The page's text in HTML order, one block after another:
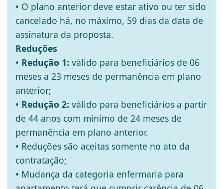
• O plano anterior deve estar ativo ou ter sido
cancelado há, no máximo, 59 dias da data de
assinatura da proposta.
Reduções
• Redução 1: válido para beneficiários de 06
meses a 23 meses de permanência em plano
anterior;
• Redução 2: válido para beneficiários a partir
de 44 anos com mínimo de 24 meses de
permanência em plano anterior.
• Reduções são aceitas somente no ato da
contratação;
• Mudança da categoria enfermaria para